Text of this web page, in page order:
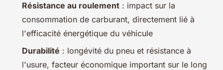
Résistance au roulement : impact sur la
consommation de carburant, directement lié à
l'efficacité énergétique du véhicule
Durabilité : longévité du pneu et résistance à
l'usure, facteur économique important sur le long